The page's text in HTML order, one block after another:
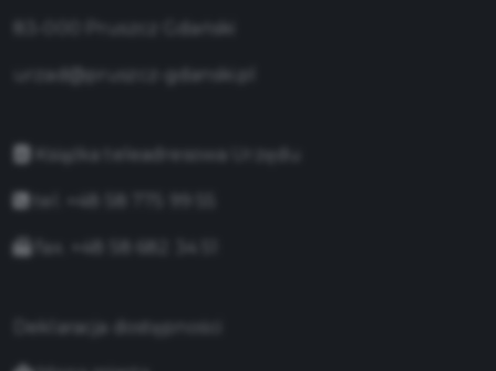
urzad@pruszcz-gdanski.pl
Książka teleadresowa Urzędu
Deklaracja dostępności